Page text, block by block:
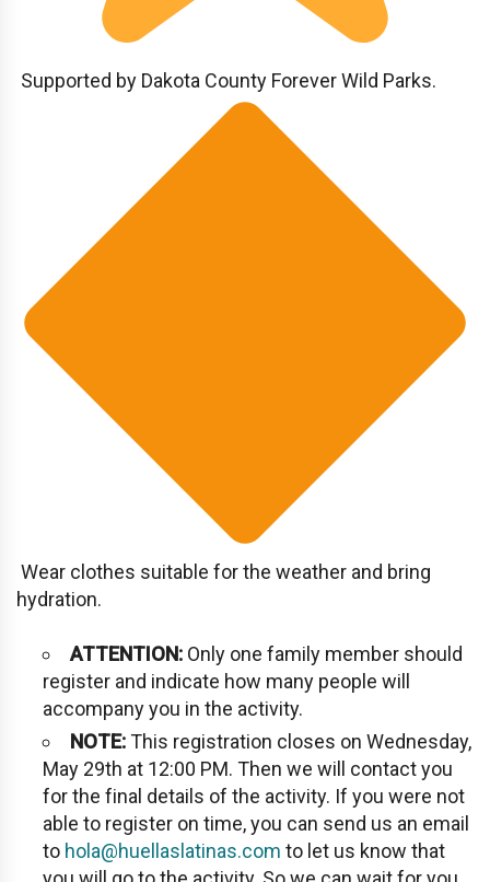
Supported by Dakota County Forever Wild Parks.
Wear clothes suitable for the weather and bring
hydration.
ATTENTION: Only one family member should
register and indicate how many people will
accompany you in the activity.
NOTE:This registration closes on Wednesday,
May 29th at 12:00 PM. Then we will contact you
for the final details of the activity. If you were not
able to register on time, you can send us an email
to hola@huellaslatinas.com to let us know that